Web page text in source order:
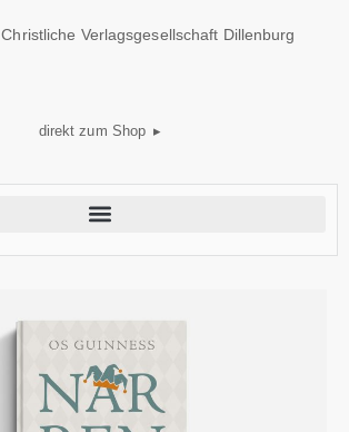
Christliche Verlagsgesellschaft Dillenburg
direkt zum Shop ▸